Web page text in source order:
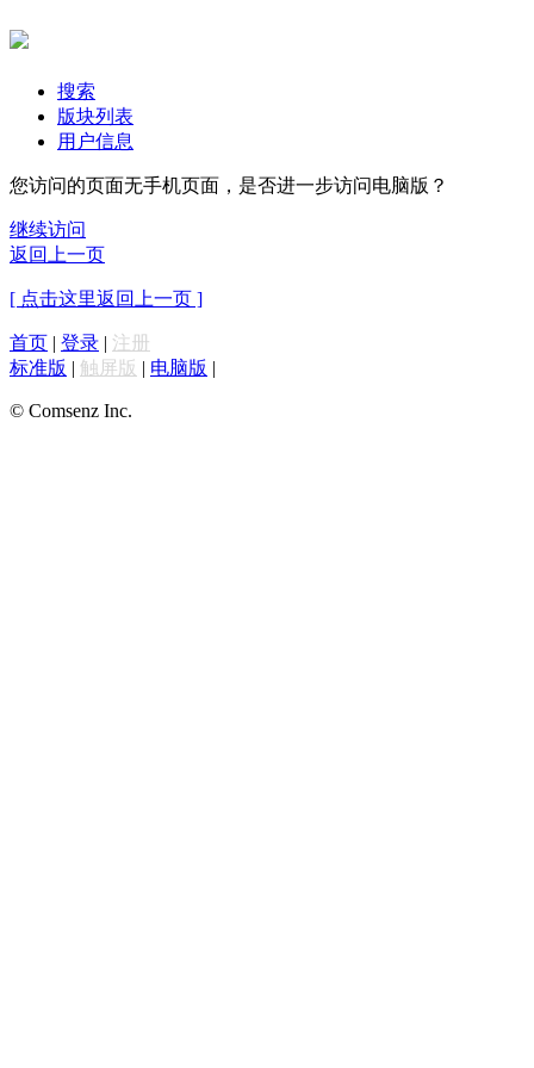
搜索
版块列表
用户信息
您访问的页面无手机页面，是否进一步访问电脑版？
继续访问
返回上一页
[ 点击这里返回上一页 ]
首页 | 登录 | 注册
标准版 | 触屏版 | 电脑版 |
© Comsenz Inc.